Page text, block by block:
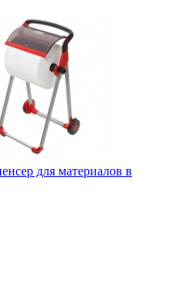
для материалов в